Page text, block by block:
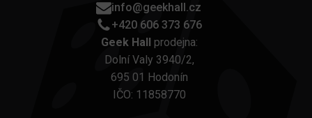
info@geekhall.cz
+420 606 373 676
Geek Hall
prodejna:
Dolní Valy 3940/2,
695 01 Hodonín
IČO: 11858770